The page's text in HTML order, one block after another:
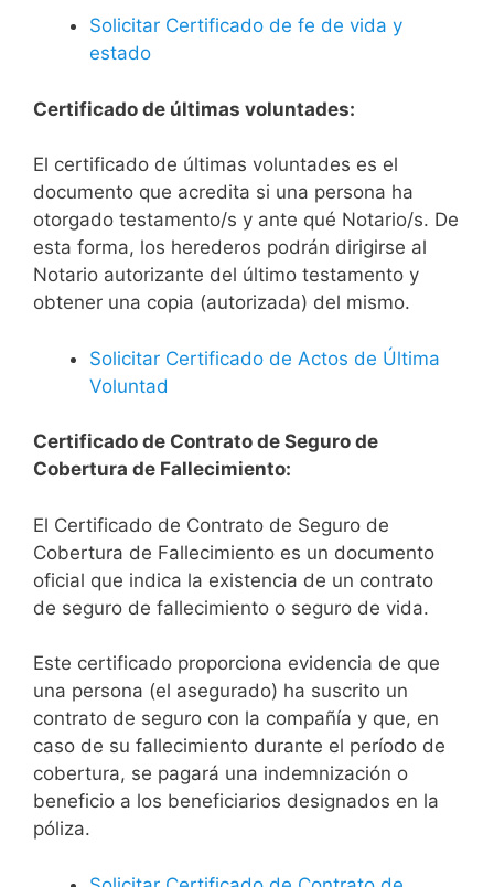
Solicitar Certificado de fe de vida y
estado
Certificado de últimas voluntades:
El certificado de últimas voluntades es el
documento que acredita si una persona ha
otorgado testamento/s y ante qué Notario/s. De
esta forma, los herederos podrán dirigirse al
Notario autorizante del último testamento y
obtener una copia (autorizada) del mismo.
Solicitar Certificado de Actos de Última
Voluntad
Certificado de Contrato de Seguro de
Cobertura de Fallecimiento:
El Certificado de Contrato de Seguro de
Cobertura de Fallecimiento es un documento
oficial que indica la existencia de un contrato
de seguro de fallecimiento o seguro de vida.
Este certificado proporciona evidencia de que
una persona (el asegurado) ha suscrito un
contrato de seguro con la compañía y que, en
caso de su fallecimiento durante el período de
cobertura, se pagará una indemnización o
beneficio a los beneficiarios designados en la
póliza.